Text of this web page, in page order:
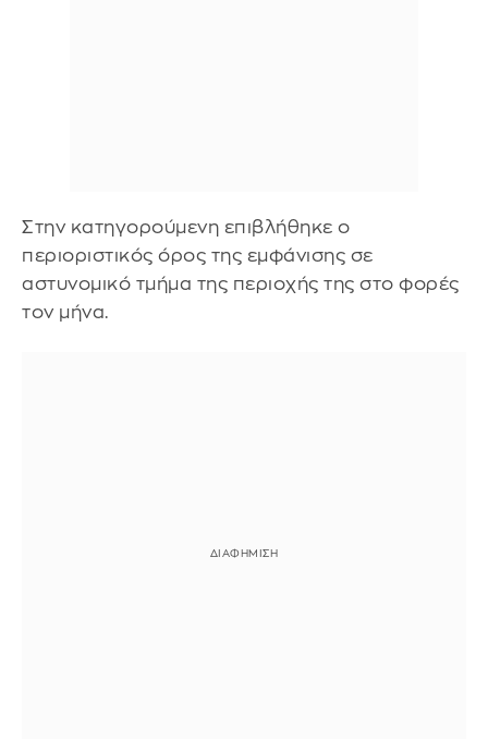
Στην κατηγορούμενη επιβλήθηκε ο
περιοριστικός όρος της εμφάνισης σε
αστυνομικό τμήμα της περιοχής της στο φορές
τον μήνα.